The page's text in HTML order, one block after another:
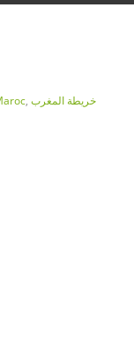
, خريطة المغرب